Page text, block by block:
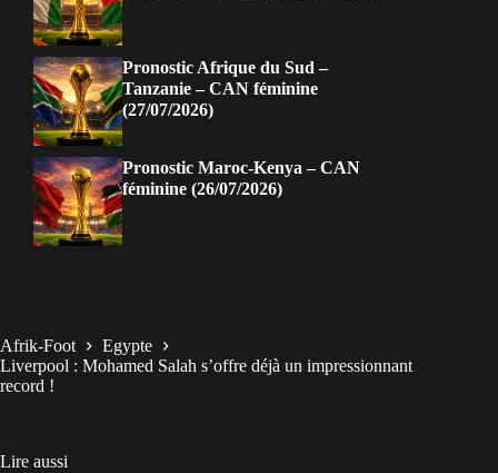
Pronostic Afrique du Sud –
Tanzanie – CAN féminine
(27/07/2026)
Pronostic Maroc-Kenya – CAN
féminine (26/07/2026)
Afrik-Foot
Egypte
Liverpool : Mohamed Salah s’offre déjà un impressionnant
record !
Lire aussi